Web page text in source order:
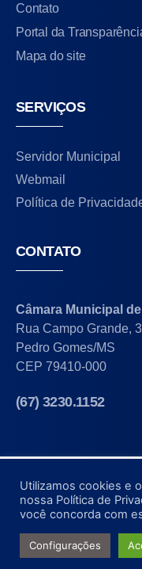
Contato
Portal da
Mapa do site
SERVIÇOS
Servidor Municipal
Webmail
Política de
CONTATO
Câmara Municipal
Rua Campo Grande,
Pedro Gomes/MS
CEP 79410-000
(67) 3230.1152
©2022-2025,
Site
Utilizamos cookies e
nossa Política de
você concorda com
Configurações